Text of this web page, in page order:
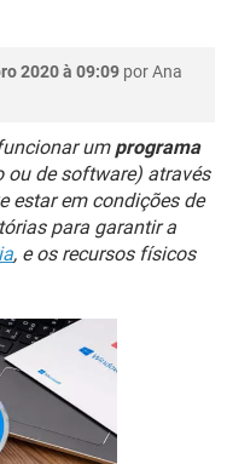
2020 à 09:09 por Ana
um programa
de software) através
estar em condições de
para garantir a
, e os recursos físicos